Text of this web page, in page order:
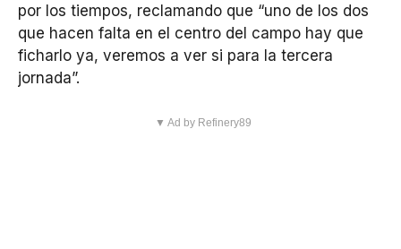
por los tiempos, reclamando que “uno de los dos
que hacen falta en el centro del campo hay que
ficharlo ya, veremos a ver si para la tercera
jornada”.
▼ Ad by Refinery89